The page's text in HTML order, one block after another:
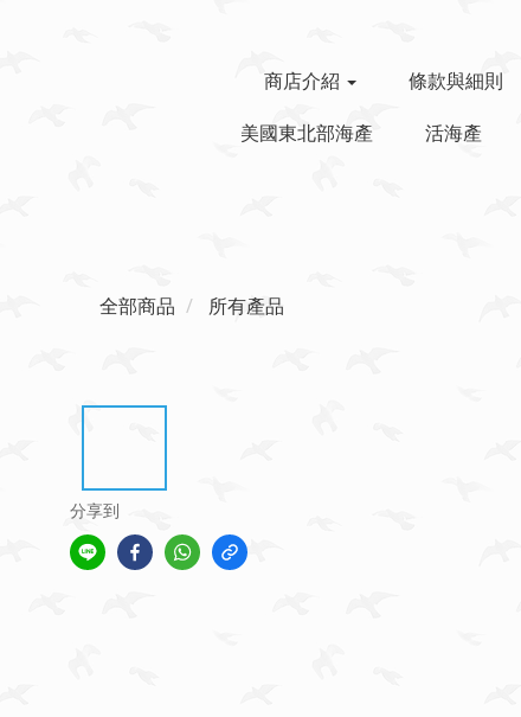
商店介紹 條款與細則
美國東北部海產
活海產
全部商品 所有產品
分享到